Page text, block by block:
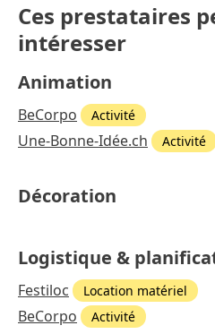
Ces prestataires
intéresser
Animation
BeCorpo Activité
Une-Bonne-Idée.ch Activité
Décoration
Logistique &
Festiloc Location matériel
BeCorpo Activité